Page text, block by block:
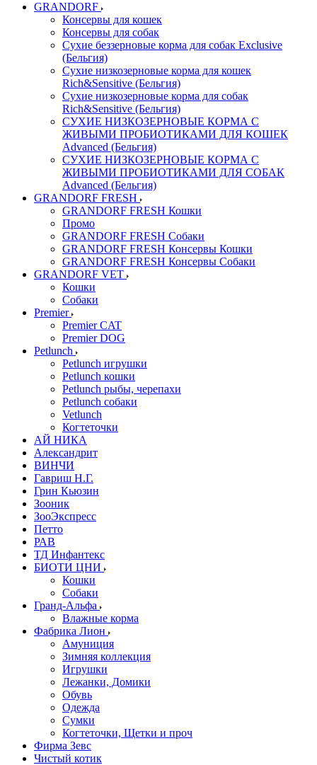
GRANDORF
Консервы для кошек
Консервы для собак
Сухие беззерновые корма для собак Exclusive
(Бельгия)
Сухие низкозерновые корма для кошек
Rich&Sensitive (Бельгия)
Сухие низкозерновые корма для собак
Rich&Sensitive (Бельгия)
СУХИЕ НИЗКОЗЕРНОВЫЕ КОРМА С
ЖИВЫМИ ПРОБИОТИКАМИ ДЛЯ КОШЕК
Advanced (Бельгия)
СУХИЕ НИЗКОЗЕРНОВЫЕ КОРМА С
ЖИВЫМИ ПРОБИОТИКАМИ ДЛЯ СОБАК
Advanced (Бельгия)
GRANDORF FRESH
GRANDORF FRESH Кошки
Промо
GRANDORF FRESH Собаки
GRANDORF FRESH Консервы Кошки
GRANDORF FRESH Консервы Собаки
GRANDORF VET
Кошки
Собаки
Premier
Premier CAT
Premier DOG
Petlunch
Petlunch игрушки
Petlunch кошки
Petlunch рыбы, черепахи
Petlunch собаки
Vetlunch
Когтеточки
АЙ НИКА
Александрит
ВИНЧИ
Гавриш Н.Г.
Грин Кьюзин
Зооник
ЗооЭкспресс
Петто
РАВ
ТД Инфантекс
БИОТИ ЦНИ
Кошки
Собаки
Гранд-Альфа
Влажные корма
Фабрика Лион
Амуниция
Зимняя коллекция
Игрушки
Лежанки, Домики
Обувь
Одежда
Сумки
Когтеточки, Щетки и проч
Фирма Зевс
Чистый котик